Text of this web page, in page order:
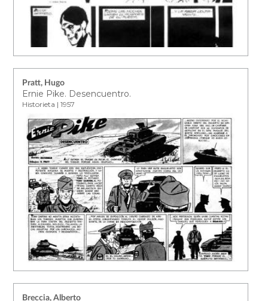
Pratt, Hugo
Ernie Pike. Desencuentro.
Historieta | 1957
Breccia, Alberto